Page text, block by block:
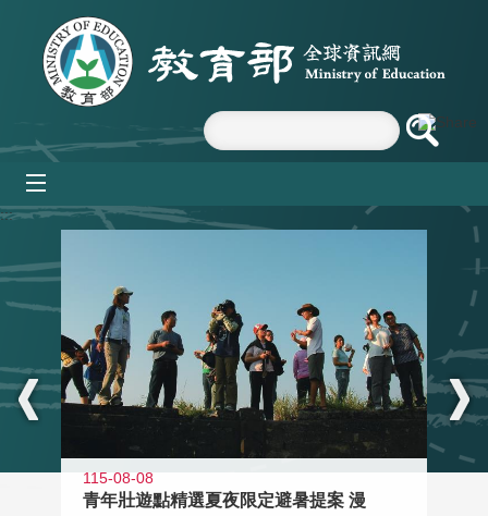
跳到主要內容區塊
:::
115-08-08
青年壯遊點精選夏夜限定避暑提案 漫